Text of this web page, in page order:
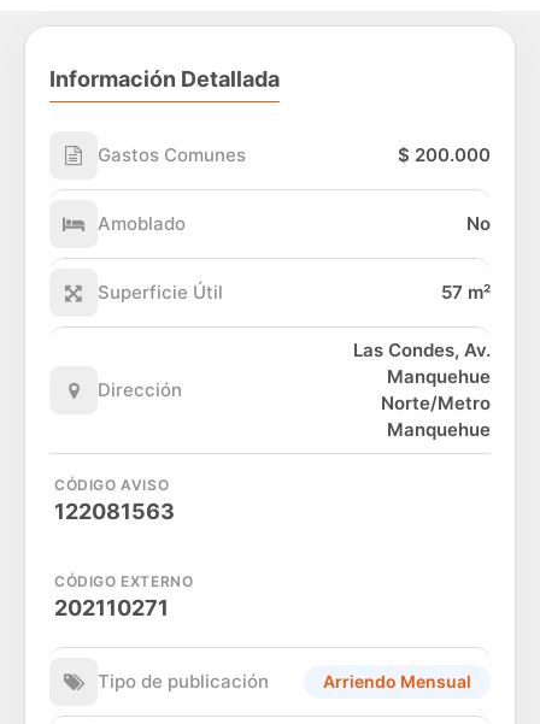
Información Detallada
Gastos Comunes $ 200.000
Amoblado No
Superficie Útil 57 m²
Dirección
Las Condes, Av.
Manquehue
Norte/Metro
Manquehue
CÓDIGO AVISO
122081563
CÓDIGO EXTERNO
202110271
Tipo de publicación Arriendo Mensual